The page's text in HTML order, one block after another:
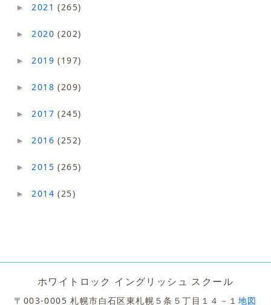
► 2021(265)
► 2020(202)
► 2019(197)
► 2018(209)
► 2017(245)
► 2016(252)
► 2015(265)
► 2014(25)
ホワイトロック イングリッシュ スクール
〒003-0005 札幌市白石区東札幌５条５丁目１４－１ 地図